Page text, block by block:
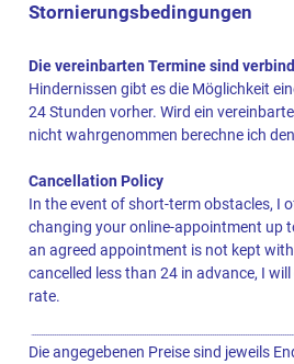
Stornierungsbedingungen
Die vereinbarten Termine sind
Hindernissen gibt es die Möglichkeit
24 Stunden vorher. Wird ein
nicht wahrgenommen berechne ich
Cancellation Policy
In the event of short-term obstacles, I
changing your online-appointment up
an agreed appointment is not kept
cancelled less than 24 in advance, I
rate.
Die angegebenen Preise sind jeweils